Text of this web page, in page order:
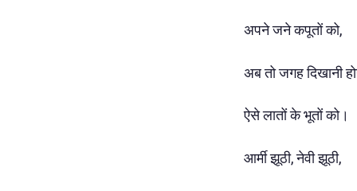
अपने जने कपूतों को,
अब तो जगह दिखानी
ऐसे लातों के भूतों को।
आर्मी झूठी, नेवी झूठी,